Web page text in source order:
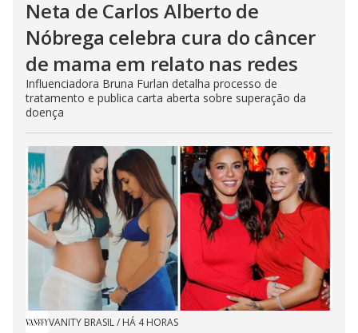
Neta de Carlos Alberto de
Nóbrega celebra cura do câncer
de mama em relato nas redes
Influenciadora Bruna Furlan detalha processo de
tratamento e publica carta aberta sobre superação da
doença
VANITY BRASIL/ HÁ 4 HORAS